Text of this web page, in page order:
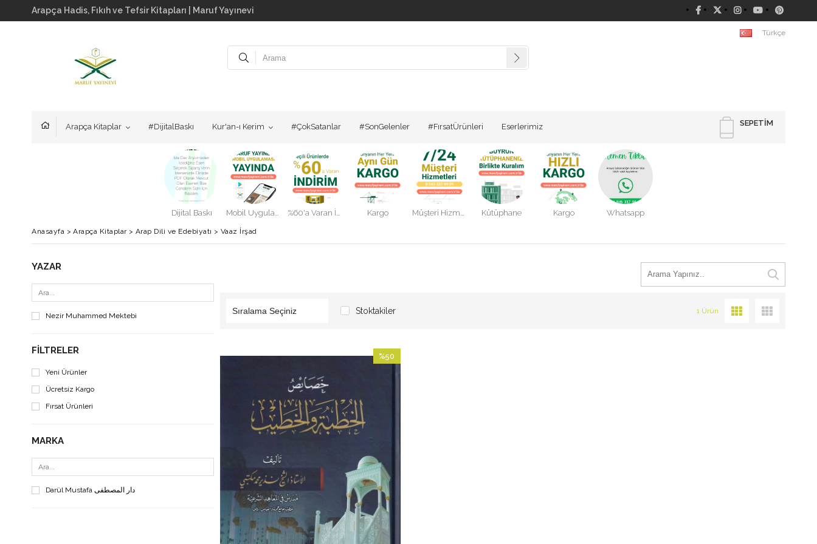
Arapça Hadis, Fıkıh ve Tefsir Kitapları | Maruf Yayınevi
Türkçe
SEPETIM
Arapça Kitaplar #DijitalBaskı Kur'an-ı Kerim #ÇokSatanlar #SonGelenler #FırsatÜrünleri Eserlerimiz
Dijital Baskı Kargo Kütüphane Kargo Whatsapp
Anasayfa > Arapça Kitaplar> Arap Dili ve Edebiyatı > Vaaz İrşad
YAZAR
Nezir Muhammed Mektebi
FILTRELER
Yeni Ürünler
Ücretsiz Kargo
Fırsat Ürünleri
MARKA
Darül Mustafa دار المصطفى
Stoktakiler 1 Ürün
%50